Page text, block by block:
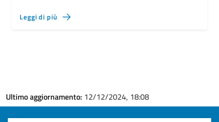
Leggi di più
Ultimo aggiornamento: 12/12/2024, 18:08